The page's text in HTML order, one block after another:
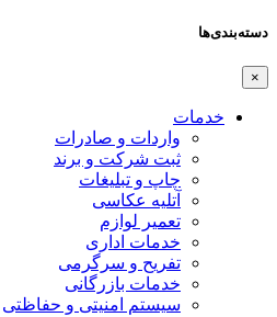
دسته‌بندی‌ها
×
خدمات
واردات و صادرات
ثبت شرکت و برند
چاپ و تبلیغات
آتلیه عکاسی
تعمیر لوازم
خدمات اداری
تفریح و سرگرمی
خدمات بازرگانی
سیستم امنیتی و حفاظتی